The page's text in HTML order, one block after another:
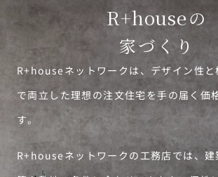
R+houseの
家づくり
R+houseネットワークは、デザイン性
で両立した理想の注文住宅を手の届く価
す。
R+houseネットワークの工務店では、建